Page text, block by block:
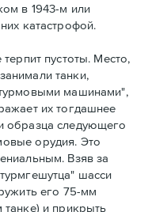
в 1943-м или
катастрофой.
пустоты. Место,
танки,
машинами",
их тогдашнее
образца следующего
орудия. Это
Взяв за
шасси
его 75-мм
и прикрыть